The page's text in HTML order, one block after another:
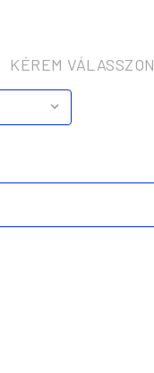
KÉREM VÁLASSZON